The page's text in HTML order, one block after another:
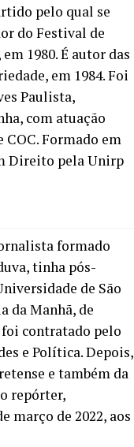
pelo qual se
do Festival de
1980. É autor das
em 1984. Foi
Paulista,
com atuação
COC. Formado em
Direito pela Unirp
formado
tinha pós-
de São
da Manhã, de
foi contratado pelo
e Política. Depois,
e também da
repórter,
março de 2022, aos